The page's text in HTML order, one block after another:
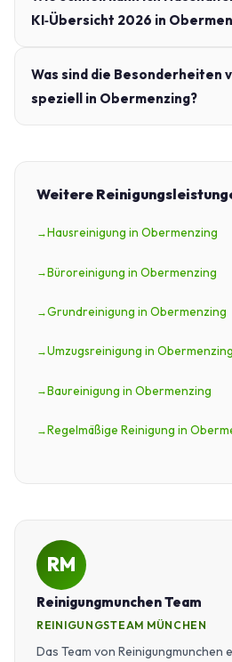
KI‑Übersicht 2026 in
Was sind die Besonderheiten
speziell in Obermenzing?
Weitere
Hausreinigung in Obermenzing
Büroreinigung in Obermenzing
Grundreinigung in Obermenzing
Umzugsreinigung in Obermenzing
Baureinigung in Obermenzing
Regelmäßige Reinigung in
RM
Reinigungmunchen Team
REINIGUNGSTEAM MÜNCHEN
Das Team von